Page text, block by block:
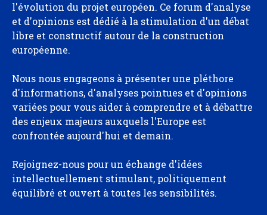
l'évolution du projet européen. Ce forum d'analyse
et d'opinions est dédié à la stimulation d'un débat
libre et constructif autour de la construction
européenne.
Nous nous engageons à présenter une pléthore
d'informations, d'analyses pointues et d'opinions
variées pour vous aider à comprendre et à débattre
des enjeux majeurs auxquels l'Europe est
confrontée aujourd'hui et demain.
Rejoignez-nous pour un échange d'idées
intellectuellement stimulant, politiquement
équilibré et ouvert à toutes les sensibilités.